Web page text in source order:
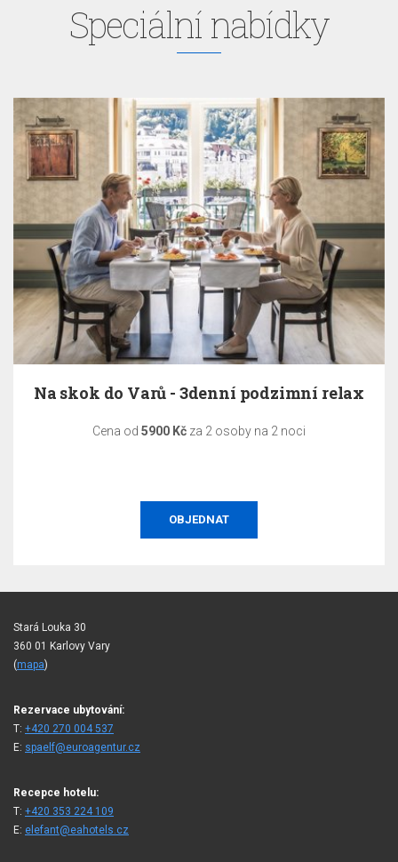
Speciální nabídky
Na skok do Varů - 3denní podzimní relax
Cena od 5900 Kč za 2 osoby na 2 noci
OBJEDNAT
Stará Louka 30
360 01 Karlovy Vary
(mapa)
Rezervace ubytování:
T: +420 270 004 537
E: spaelf@euroagentur.cz
Recepce hotelu:
T: +420 353 224 109
E: elefant@eahotels.cz